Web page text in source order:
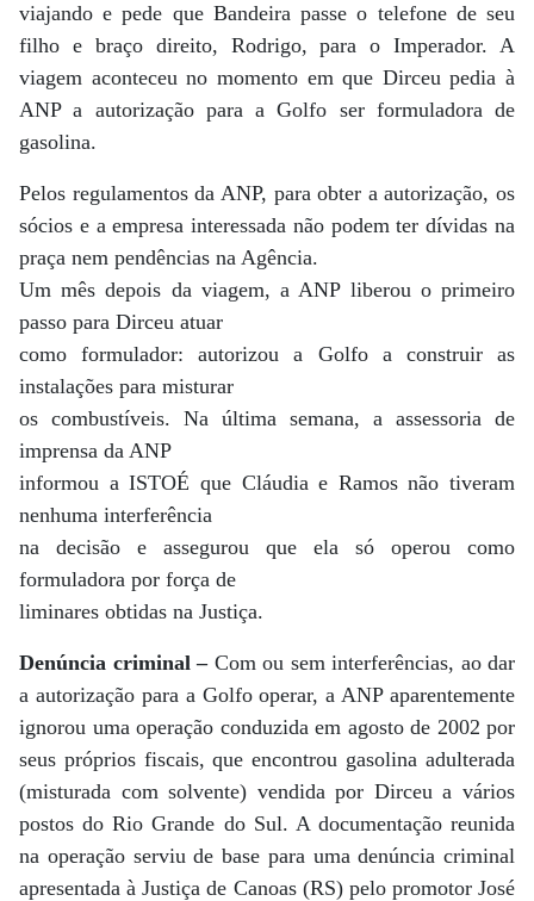
viajando e pede que Bandeira passe o telefone de seu
filho e braço direito, Rodrigo, para o Imperador. A
viagem aconteceu no momento em que Dirceu pedia à
ANP a autorização para a Golfo ser formuladora de
gasolina.
Pelos regulamentos da ANP, para obter a autorização, os
sócios e a empresa interessada não podem ter dívidas na
praça nem pendências na Agência.
Um mês depois da viagem, a ANP liberou o primeiro
passo para Dirceu atuar
como formulador: autorizou a Golfo a construir as
instalações para misturar
os combustíveis. Na última semana, a assessoria de
imprensa da ANP
informou a ISTOÉ que Cláudia e Ramos não tiveram
nenhuma interferência
na decisão e assegurou que ela só operou como
formuladora por força de
liminares obtidas na Justiça.
Denúncia criminal – Com ou sem interferências, ao dar
a autorização para a Golfo operar, a ANP aparentemente
ignorou uma operação conduzida em agosto de 2002 por
seus próprios fiscais, que encontrou gasolina adulterada
(misturada com solvente) vendida por Dirceu a vários
postos do Rio Grande do Sul. A documentação reunida
na operação serviu de base para uma denúncia criminal
apresentada à Justiça de Canoas (RS) pelo promotor José